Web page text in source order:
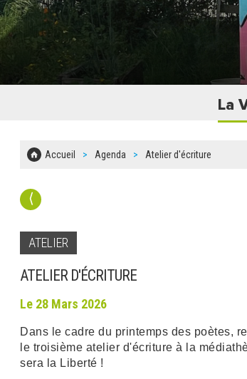
La
Accueil Agenda Atelier d'écriture
⟨
ATELIER
ATELIER D'ÉCRITURE
Le 28 Mars 2026
Dans le cadre du printemps des poètes,
le troisième atelier d'écriture à la
sera la Liberté !